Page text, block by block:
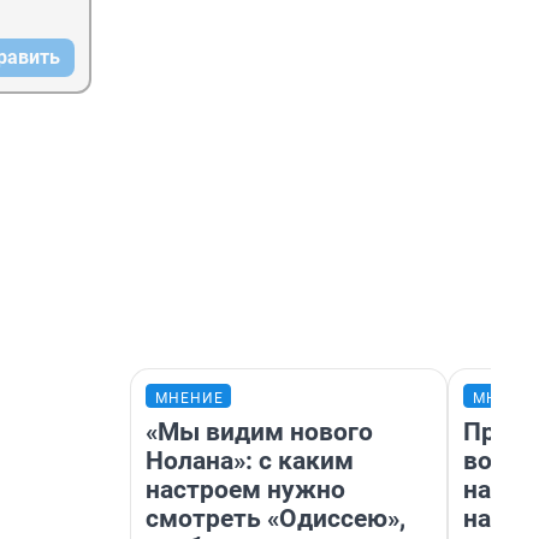
МНЕНИЕ
«Мы видим нового
Нолана»: с каким
настроем нужно
смотреть «Одиссею»,
нам